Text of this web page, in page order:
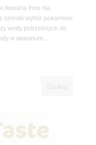
Inne Na
szeroki wybór pokarmów
wody potrzebnych do
w akwarium....